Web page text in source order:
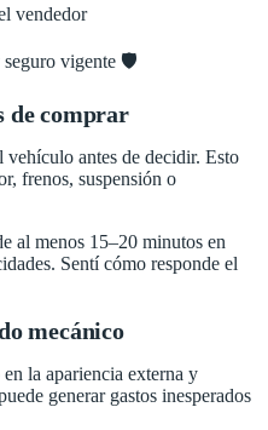
vendedor
seguro vigente 🛡️
de comprar
antes de decidir. Esto
frenos, suspensión o
al menos 15–20 minutos en
Sentí cómo responde el
mecánico
la apariencia externa y
generar gastos inesperados